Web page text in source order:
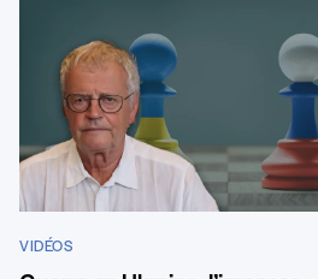
VIDÉOS